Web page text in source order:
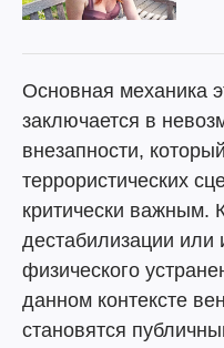
Основная механика
заключается в
внезапности,
террористических
критически важным.
дестабилизации или
физического
данном контексте
становятся